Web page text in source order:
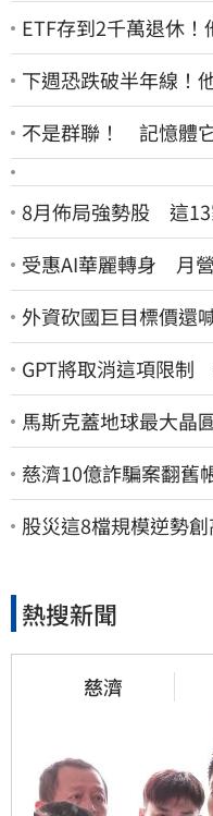
ETF存到2千萬退休
下週恐跌破半年線！
不是群聯！ 記憶體
8月佈局強勢股 這13
受惠AI華麗轉身 月
外資砍國巨目標價還
GPT將取消這項限制
馬斯克蓋地球最大
慈濟10億詐騙案翻舊
安償還2022政治利息
股災這8檔規模逆勢
熱搜新聞
慈濟